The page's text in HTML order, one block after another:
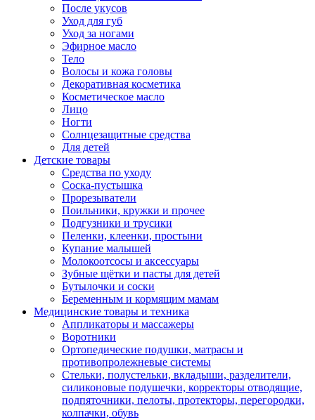
После укусов
Уход для губ
Уход за ногами
Эфирное масло
Тело
Волосы и кожа головы
Декоративная косметика
Косметическое масло
Лицо
Ногти
Солнцезащитные средства
Для детей
Детские товары
Средства по уходу
Соска-пустышка
Прорезыватели
Поильники, кружки и прочее
Подгузники и трусики
Пеленки, клеенки, простыни
Купание малышей
Молокоотсосы и аксессуары
Зубные щётки и пасты для детей
Бутылочки и соски
Беременным и кормящим мамам
Медицинские товары и техника
Аппликаторы и массажеры
Воротники
Ортопедические подушки, матрасы и
противопролежневые системы
Стельки, полустельки, вкладыши, разделители,
силиконовые подушечки, корректоры отводящие,
подпяточники, пелоты, протекторы, перегородки,
колпачки, обувь